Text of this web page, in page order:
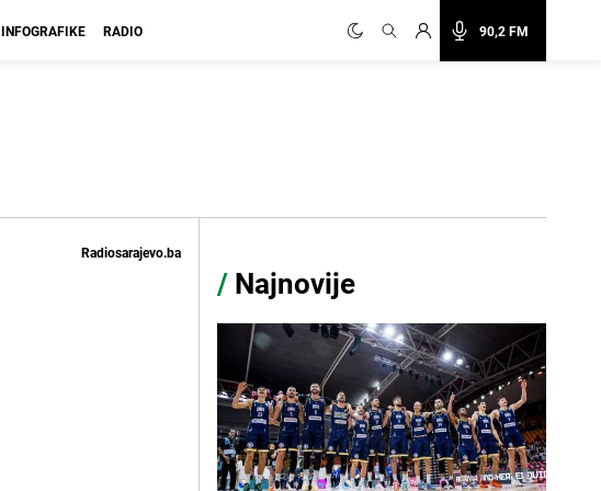
90,2 FM
INFOGRAFIKE RADIO
Radiosarajevo.ba
/ Najnovije